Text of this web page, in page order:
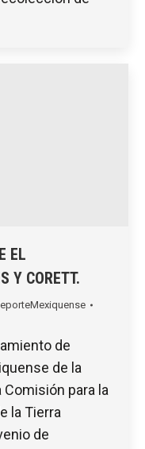
EL
Y CORETT.
de
de la
Comisión para la
la Tierra
de